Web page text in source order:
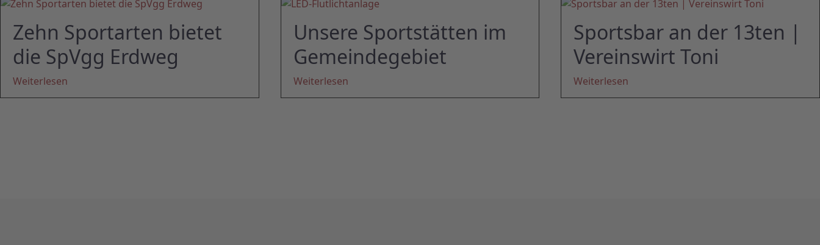
Zehn Sportarten bietet
die SpVgg Erdweg
Weiterlesen
Unsere Sportstätten im
Gemeindegebiet
Weiterlesen
Sportsbar an der 13ten |
Vereinswirt Toni
Weiterlesen